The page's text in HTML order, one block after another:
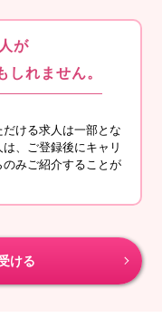
が
しれません。
ける求人は一部とな
、ご登録後にキャリ
みご紹介することが
ける